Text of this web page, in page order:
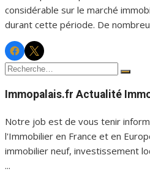
considérable sur le marché
durant cette période. De
Facebook
Immopalais
Twitter
Immopalais
Recherche
Immopalais.fr Actualité
Notre job est de vous tenir
l'Immobilier en France et en
immobilier neuf, investissement
...